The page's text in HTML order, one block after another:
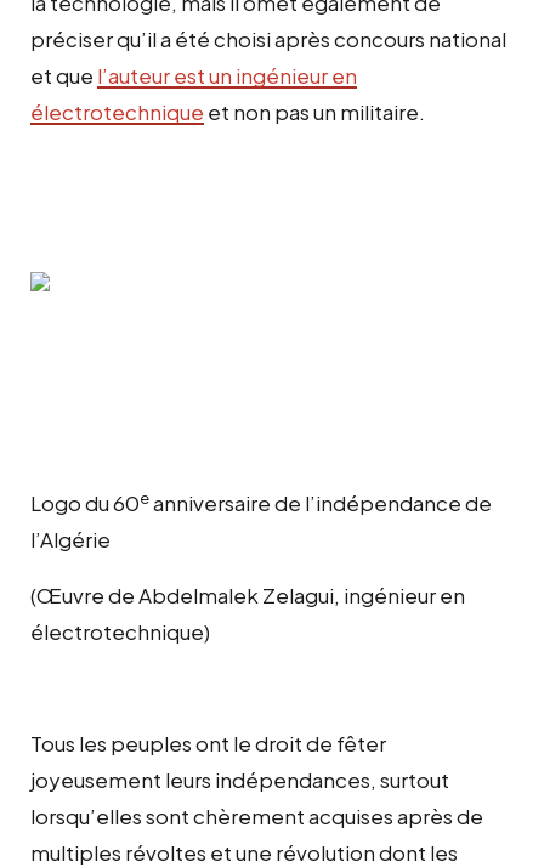
préciser qu’il a été choisi après concours national
et que l’auteur est un ingénieur en
électrotechnique et non pas un militaire.
Logo du 60eanniversaire de l’indépendance de
l’Algérie
(Œuvre de Abdelmalek Zelagui, ingénieur en
électrotechnique)
Tous les peuples ont le droit de fêter
joyeusement leurs indépendances, surtout
lorsqu’elles sont chèrement acquises après de
multiples révoltes et une révolution dont les